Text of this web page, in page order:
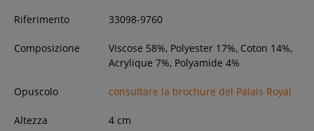
Riferimento 33098-9760
Composizione
Viscose 58%, Polyester 17%, Coton 14%,
Acrylique 7%, Polyamide 4%
Opuscolo consultare la brochure del Palais Royal
Altezza 4 cm